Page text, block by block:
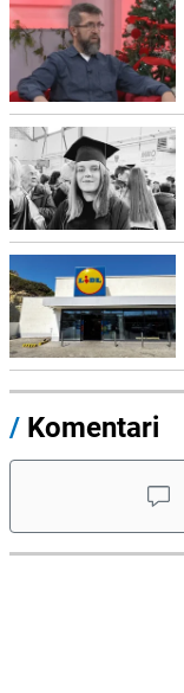
/ Komentari